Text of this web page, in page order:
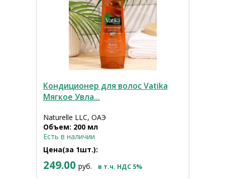
Кондиционер для волос Vatika
Мягкое Увла...
Naturelle LLC, ОАЭ
Объем: 200 мл
Есть в наличии
Цена(за 1шт.):
249.00 руб. в т.ч. НДС 5%